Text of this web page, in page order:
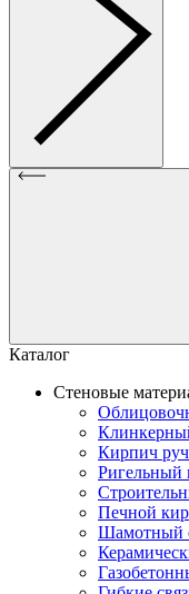
Каталог
Стеновые
Кирпич
Ригельный
Печной
Шамотный